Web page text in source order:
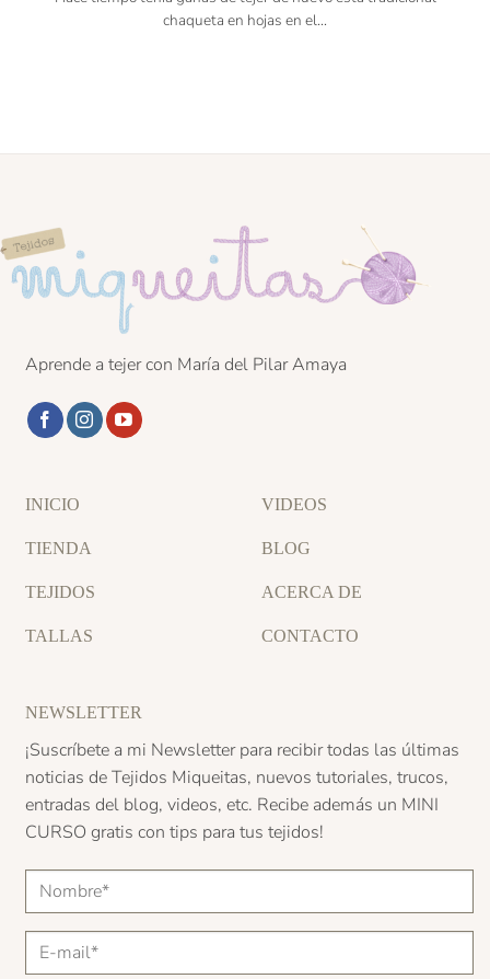
chaqueta en hojas en el...
Aprende a tejer con María del Pilar Amaya
INICIO
TIENDA
TEJIDOS
TALLAS
VIDEOS
BLOG
ACERCA DE
CONTACTO
NEWSLETTER
¡Suscríbete a mi Newsletter para recibir todas las últimas
noticias de Tejidos Miqueitas, nuevos tutoriales, trucos,
entradas del blog, videos, etc. Recibe además un MINI
CURSO gratis con tips para tus tejidos!